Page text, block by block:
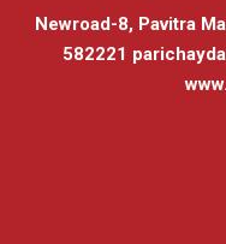
Newroad-8, Pavitra
582221